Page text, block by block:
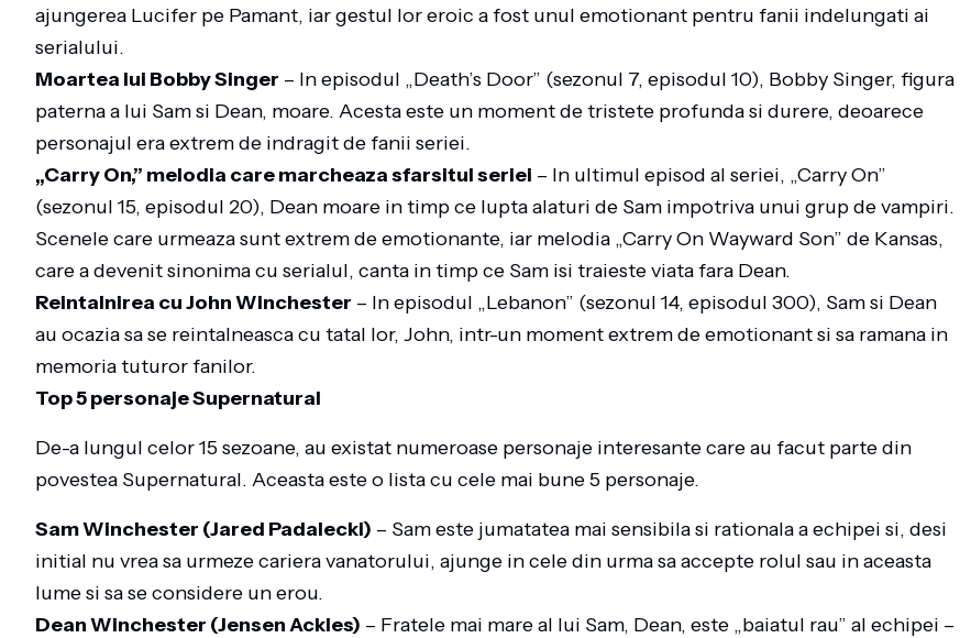
ajungerea Lucifer pe Pamant, iar gestul lor eroic a fost unul emotionant pentru fanii indelungati ai
serialului.
Moartea lui Bobby Singer – In episodul „Death’s Door” (sezonul 7, episodul 10), Bobby Singer, figura
paterna a lui Sam si Dean, moare. Acesta este un moment de tristete profunda si durere, deoarece
personajul era extrem de indragit de fanii seriei.
„Carry On,” melodia care marcheaza sfarsitul seriei – In ultimul episod al seriei, „Carry On”
(sezonul 15, episodul 20), Dean moare in timp ce lupta alaturi de Sam impotriva unui grup de vampiri.
Scenele care urmeaza sunt extrem de emotionante, iar melodia „Carry On Wayward Son” de Kansas,
care a devenit sinonima cu serialul, canta in timp ce Sam isi traieste viata fara Dean.
Reintalnirea cu John Winchester – In episodul „Lebanon” (sezonul 14, episodul 300), Sam si Dean
au ocazia sa se reintalneasca cu tatal lor, John, intr-un moment extrem de emotionant si sa ramana in
memoria tuturor fanilor.
Top 5 personaje Supernatural
De-a lungul celor 15 sezoane, au existat numeroase personaje interesante care au facut parte din
povestea Supernatural. Aceasta este o lista cu cele mai bune 5 personaje.
Sam Winchester (Jared Padalecki) – Sam este jumatatea mai sensibila si rationala a echipei si, desi
initial nu vrea sa urmeze cariera vanatorului, ajunge in cele din urma sa accepte rolul sau in aceasta
lume si sa se considere un erou.
Dean Winchester (Jensen Ackles) – Fratele mai mare al lui Sam, Dean, este „baiatul rau” al echipei –